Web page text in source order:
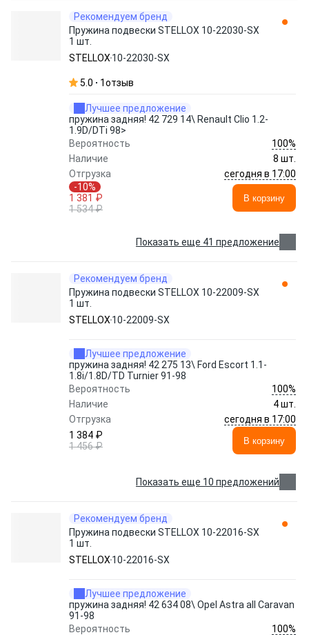
Рекомендуем бренд
Пружина подвески STELLOX 10-22030-SX
1 шт.
STELLOX 10-22030-SX
5.0 1отзыв
Лучшее предложение
пружина задняя! 42 729 14\ Renault Clio 1.2-
1.9D/DTi 98>
Вероятность
100%
Наличие
8 шт.
Отгрузка
сегодня в 17:00
-10%
1 381 ₽
1 534 ₽
В корзину
Показать еще 41 предложение
Рекомендуем бренд
Пружина подвески STELLOX 10-22009-SX
1 шт.
STELLOX 10-22009-SX
Лучшее предложение
пружина задняя! 42 275 13\ Ford Escort 1.1-
1.8i/1.8D/TD Turnier 91-98
Вероятность
100%
Наличие
4 шт.
Отгрузка
сегодня в 17:00
1 384 ₽
1 456 ₽
В корзину
Показать еще 10 предложений
Рекомендуем бренд
Пружина подвески STELLOX 10-22016-SX
1 шт.
STELLOX 10-22016-SX
Лучшее предложение
пружина задняя! 42 634 08\ Opel Astra all Caravan
91-98
Вероятность
100%